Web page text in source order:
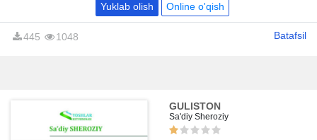
Yuklab olish Online o'qish
445 1048 Batafsil
GULISTON
Sa'diy Sheroziy